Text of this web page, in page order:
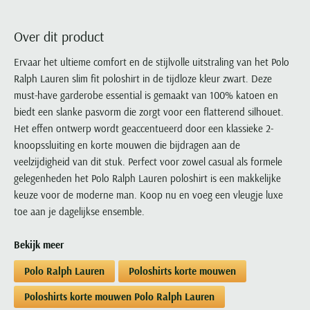
Profuomo
Seidensticker
State of Art
Tommy Hilfiger
Vanguard
Xacus
Populaire kleuren
Wit overhemd heren
Blauw overhemd heren
Groen overhemd heren
Polo Ralph Lauren
Portofino
Profuomo
State of Art
Superdry
Tommy Hilfiger
Vanguard
Grote maten
Grote maten poloshirts
Grote maten herenmode
Populaire kleuren
Witte polo heren
PME Legend
Portofino
Profuomo
State of Art
Superdry
Thomas Maine
Tommy Hilfiger
Vanguard
William Lockie
Populaire materialen
Katoenen trui
Lamswollen trui
Merino wol trui
PME Legend
Polo Ralph Lauren
Portofino
Replay
Tommy Hilfiger
Tramarossa
Vanguard
Deals
2e broek voor de helft
Populaire merk lijnen
Meyer Chicago
Meyer Diego
Polo Ralph Lauren
Portofino
State of Art
Superdry
Tenson
Tommy Hilfiger
UBR
Vanguard
Wellington of Billmore
Grote maten
Grote maten jassen
Grote maten winterjassen
Bodywarmers
Olymp
Paul & Shark
Polo Ralph Lauren
PME Legend
Profuomo
R2
State of Art
Superdry
Tenson
Tramarossa
Vanguard
Alle merken sale
Ledub
Lyle & Scott
Mac
Maerz
Magnanni
Mason's
Mc Alson
Meyer
New Zealand
North 84
Olymp
Over dit product
Ervaar het ultieme comfort en de stijlvolle uitstraling van het Polo
Ralph Lauren slim fit poloshirt in de tijdloze kleur zwart. Deze
must-have garderobe essential is gemaakt van 100% katoen en
biedt een slanke pasvorm die zorgt voor een flatterend silhouet.
Het effen ontwerp wordt geaccentueerd door een klassieke 2-
knoopssluiting en korte mouwen die bijdragen aan de
veelzijdigheid van dit stuk. Perfect voor zowel casual als formele
gelegenheden het Polo Ralph Lauren poloshirt is een makkelijke
keuze voor de moderne man. Koop nu en voeg een vleugje luxe
toe aan je dagelijkse ensemble.
Bekijk meer
Polo Ralph Lauren
Poloshirts korte mouwen
Poloshirts korte mouwen Polo Ralph Lauren